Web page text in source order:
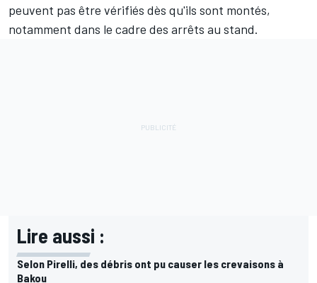
peuvent pas être vérifiés dès qu'ils sont montés,
notamment dans le cadre des arrêts au stand.
Lire aussi :
Selon Pirelli, des débris ont pu causer les crevaisons à
Bakou